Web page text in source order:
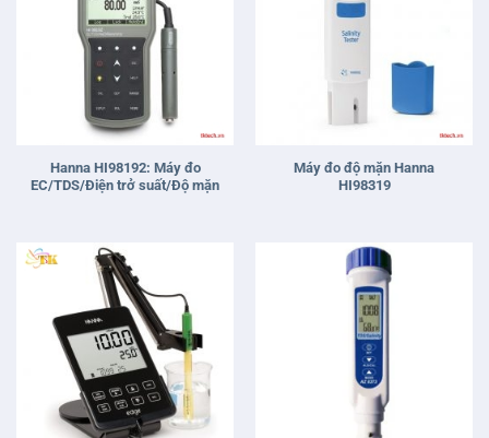
Hanna HI98192: Máy đo
EC/TDS/Điện trở suất/Độ mặn
Máy đo độ mặn Hanna
HI98319